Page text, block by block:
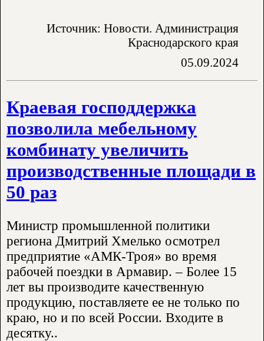
Источник: Новости. Администрация
Краснодарского края
05.09.2024
Краевая господдержка
позволила мебельному
комбинату увеличить
производственные площади в
50 раз
Министр промышленной политики
региона Дмитрий Хмелько осмотрел
предприятие «АМК-Троя» во время
рабочей поездки в Армавир. – Более 15
лет вы производите качественную
продукцию, поставляете ее не только по
краю, но и по всей России. Входите в
десятку..